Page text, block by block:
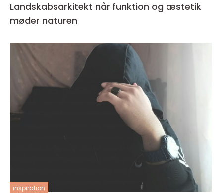
Landskabsarkitekt når funktion og æstetik
møder naturen
inspiration